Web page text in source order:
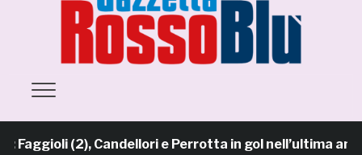
(2), Candellori e Perrotta in gol nell’ultima